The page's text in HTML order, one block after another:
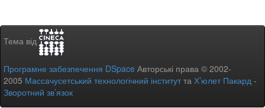
Тема від
Програмне забезпечення DSpace Авторські права © 2002-
2005 Массачусетський технологічний інститутта Х’юлет Пакард -
Зворотний зв’язок